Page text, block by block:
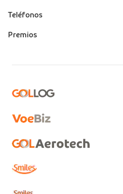
Teléfonos
Premios